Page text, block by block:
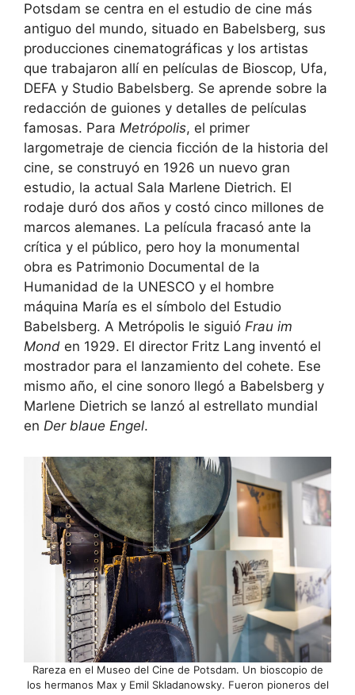
Potsdam se centra en el estudio de cine más
antiguo del mundo, situado en Babelsberg, sus
producciones cinematográficas y los artistas
que trabajaron allí en películas de Bioscop, Ufa,
DEFA y Studio Babelsberg. Se aprende sobre la
redacción de guiones y detalles de películas
famosas. Para Metrópolis, el primer
largometraje de ciencia ficción de la historia del
cine, se construyó en 1926 un nuevo gran
estudio, la actual Sala Marlene Dietrich. El
rodaje duró dos años y costó cinco millones de
marcos alemanes. La película fracasó ante la
crítica y el público, pero hoy la monumental
obra es Patrimonio Documental de la
Humanidad de la UNESCO y el hombre
máquina María es el símbolo del Estudio
Babelsberg. A Metrópolis le siguió Frau im
Mond en 1929. El director Fritz Lang inventó el
mostrador para el lanzamiento del cohete. Ese
mismo año, el cine sonoro llegó a Babelsberg y
Marlene Dietrich se lanzó al estrellato mundial
en Der blaue Engel.
Rareza en el Museo del Cine de Potsdam. Un bioscopio de
los hermanos Max y Emil Skladanowsky. Fueron pioneros del